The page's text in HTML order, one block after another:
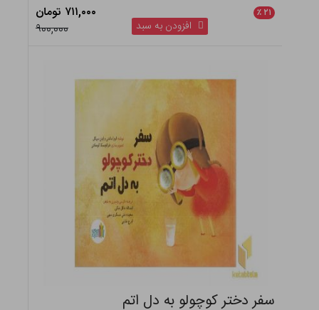
۲۱ ٪
۷۱۱,۰۰۰ تومان
۹۰۰,۰۰۰
افزودن به سبد
سفر دختر کوچولو به دل اتم